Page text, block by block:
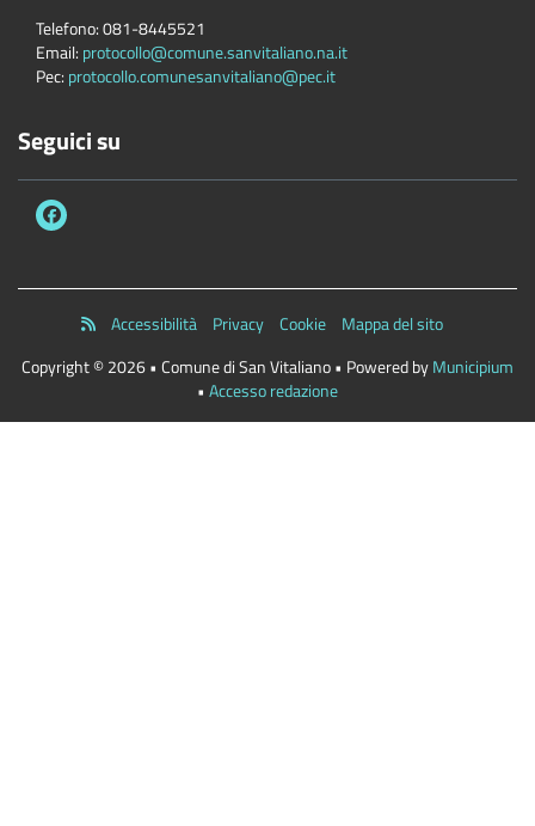
Telefono:081-8445521
Email: protocollo@comune.sanvitaliano.na.it
Pec: protocollo.comunesanvitaliano@pec.it
Seguici su
Accessibilità Privacy Cookie
Mappa del sito
Copyright © 2026 • Comune di San Vitaliano • Powered byMunicipium
• Accesso redazione